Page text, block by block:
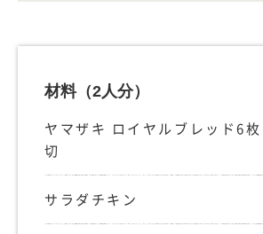
材料（2人分）
ヤマザキ ロイヤルブレッド6枚
切
サラダチキン